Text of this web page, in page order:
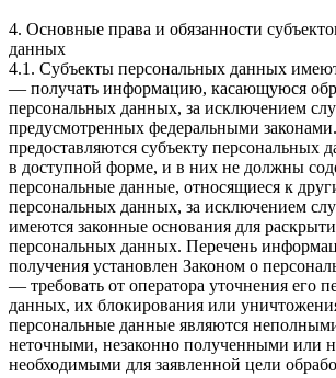
4. Основные права и обязанности
данных
4.1. Субъекты персональных данных
— получать информацию, касающуюся
персональных данных, за исключением
предусмотренных федеральными
предоставляются субъекту персональных
в доступной форме, и в них не должны
персональные данные, относящиеся к
персональных данных, за исключением
имеются законные основания для
персональных данных. Перечень
получения установлен Законом о
— требовать от оператора уточнения его
данных, их блокирования или
персональные данные являются
неточными, незаконно полученными или
необходимыми для заявленной цели